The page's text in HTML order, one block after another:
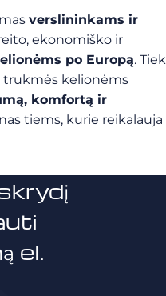
verslininkams ir
ekonomiško ir
po Europą. Tiek
kelionėms
komfortą ir
tiems, kurie reikalauja
el.